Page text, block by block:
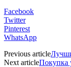
Facebook
Twitter
Pinterest
WhatsApp
Previous article
Next articleПокупка